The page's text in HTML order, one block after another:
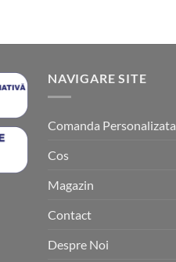
NAVIGARE SITE
Comanda Personalizata
Cos
Magazin
Contact
Despre Noi